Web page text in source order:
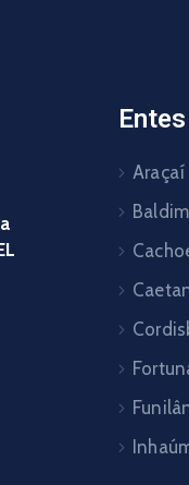
Araçaí
Baldim